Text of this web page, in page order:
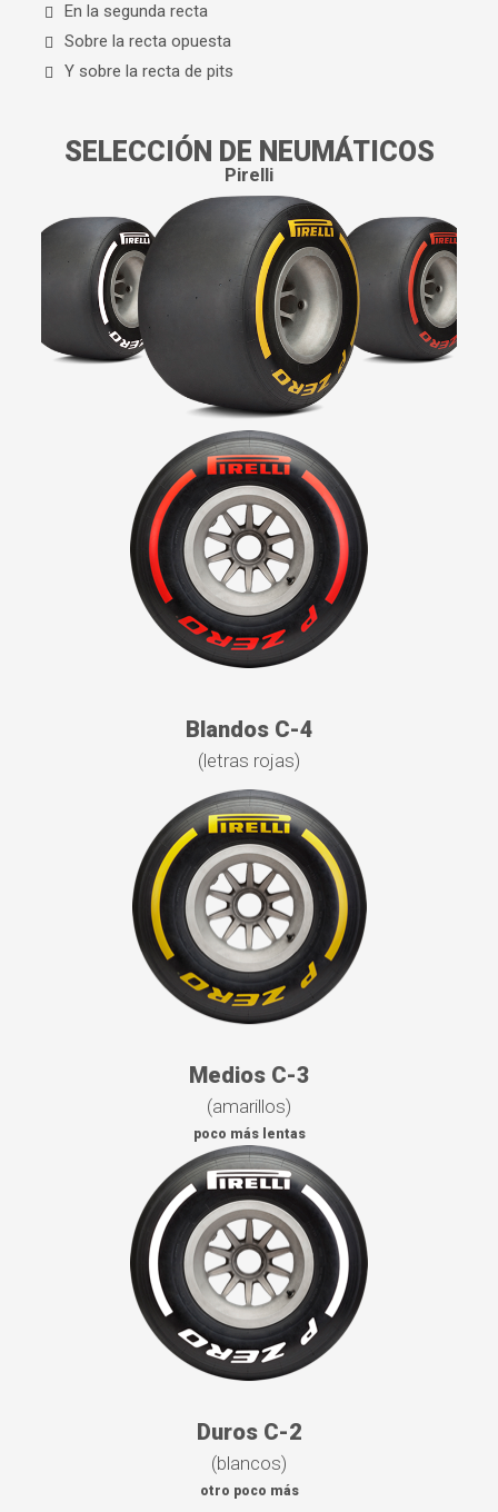
En la segunda recta
Sobre la recta opuesta
Y sobre la recta de pits
SELECCIÓN DE NEUMÁTICOS
Pirelli
Blandos C-4
(letras rojas)
Medios C-3
(amarillos)
poco más lentas
Duros C-2
(blancos)
otro poco más